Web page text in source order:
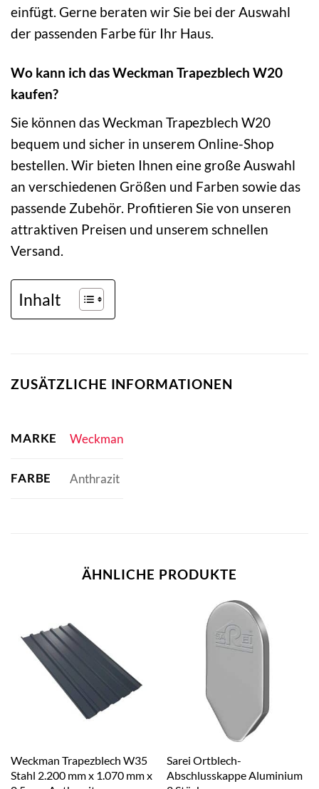
einfügt. Gerne beraten wir Sie bei der Auswahl
der passenden Farbe für Ihr Haus.
Wo kann ich das Weckman Trapezblech W20
kaufen?
Sie können das Weckman Trapezblech W20
bequem und sicher in unserem Online-Shop
bestellen. Wir bieten Ihnen eine große Auswahl
an verschiedenen Größen und Farben sowie das
passende Zubehör. Profitieren Sie von unseren
attraktiven Preisen und unserem schnellen
Versand.
Inhalt
ZUSÄTZLICHE INFORMATIONEN
MARKE Weckman
FARBE Anthrazit
ÄHNLICHE PRODUKTE
Weckman Trapezblech W35
Stahl 2.200 mm x 1.070 mm x
Sarei Ortblech-
Abschlusskappe Aluminium